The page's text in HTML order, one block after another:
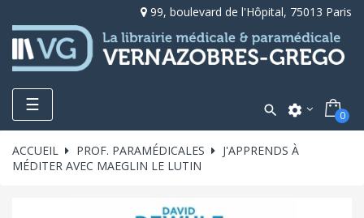
99, boulevard de l'Hôpital, 75013 Paris
Toggle
navigation
☰  settings 0
ACCUEIL PROF. PARAMÉDICALES
J'APPRENDS À
MÉDITER AVEC MAEGLIN LE LUTIN